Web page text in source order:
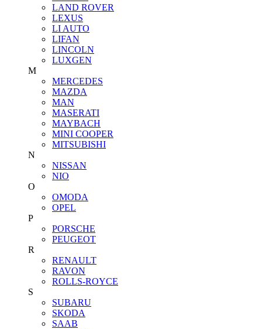
LAND ROVER
LEXUS
LI AUTO
LIFAN
LINCOLN
LUXGEN
M
MERCEDES
MAZDA
MAN
MASERATI
MAYBACH
MINI COOPER
MITSUBISHI
N
NISSAN
NIO
O
OMODA
OPEL
P
PORSCHE
PEUGEOT
R
RENAULT
RAVON
ROLLS-ROYCE
S
SUBARU
SKODA
SAAB